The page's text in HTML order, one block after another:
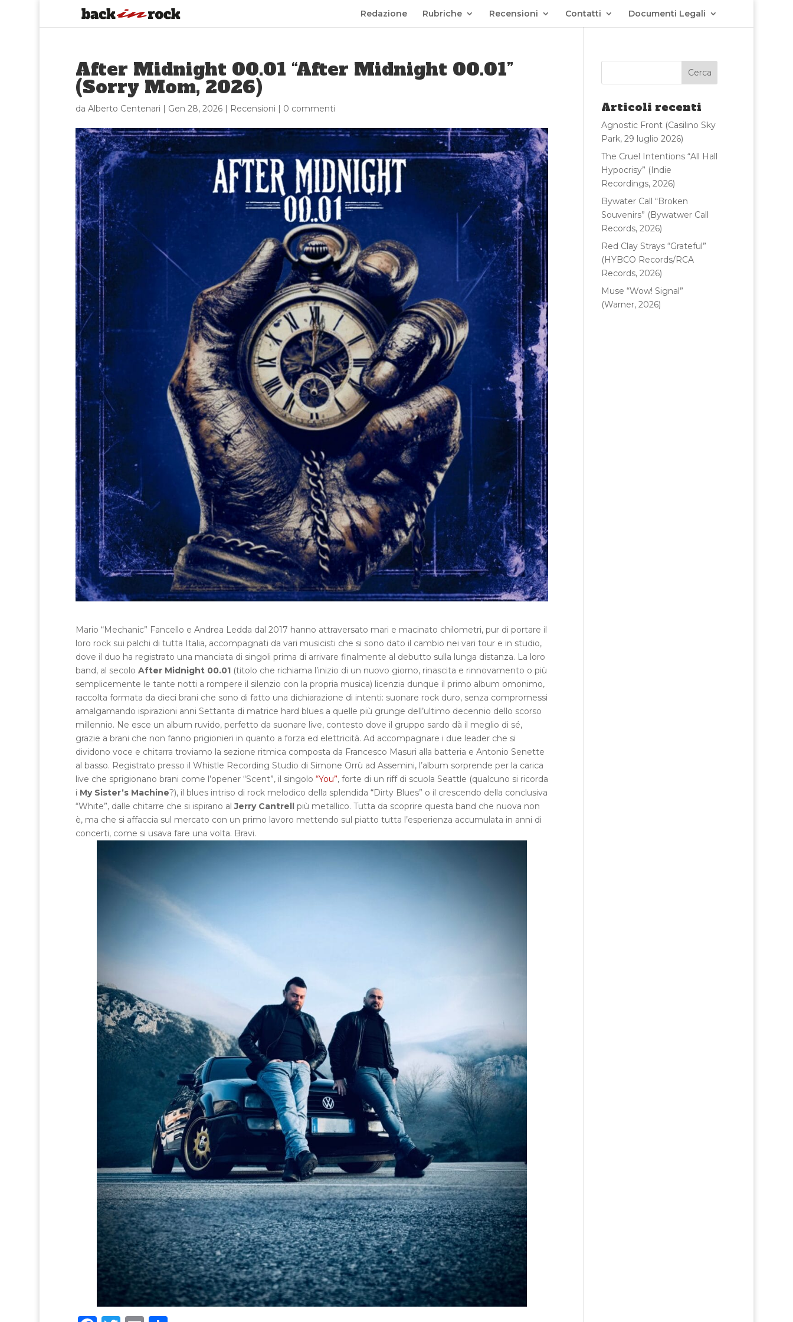
Redazione Rubriche Recensioni Contatti Documenti Legali
After Midnight 00.01 “After Midnight 00.01”
(Sorry Mom, 2026)
da Alberto Centenari | Gen 28, 2026| Recensioni | 0 commenti
Mario “Mechanic” Fancello e Andrea Ledda dal 2017 hanno attraversato mari e macinato chilometri, pur di portare il
loro rock sui palchi di tutta Italia, accompagnati da vari musicisti che si sono dato il cambio nei vari tour e in studio,
dove il duo ha registrato una manciata di singoli prima di arrivare finalmente al debutto sulla lunga distanza. La loro
band, al secolo After Midnight 00.01(titolo che richiama l’inizio di un nuovo giorno, rinascita e rinnovamento o più
semplicemente le tante notti a rompere il silenzio con la propria musica) licenzia dunque il primo album omonimo,
raccolta formata da dieci brani che sono di fatto una dichiarazione di intenti: suonare rock duro, senza compromessi
amalgamando ispirazioni anni Settanta di matrice hard blues a quelle più grunge dell’ultimo decennio dello scorso
millennio. Ne esce un album ruvido, perfetto da suonare live, contesto dove il gruppo sardo dà il meglio di sé,
grazie a brani che non fanno prigionieri in quanto a forza ed elettricità. Ad accompagnare i due leader che si
dividono voce e chitarra troviamo la sezione ritmica composta da Francesco Masuri alla batteria e Antonio Senette
al basso. Registrato presso il Whistle Recording Studio di Simone Orrù ad Assemini, l’album sorprende per la carica
live che sprigionano brani come l’opener “Scent”, il singolo “You”, forte di un riff di scuola Seattle (qualcuno si ricorda
i My Sister’s Machine?), il blues intriso di rock melodico della splendida “Dirty Blues” o il crescendo della conclusiva
“White”, dalle chitarre che si ispirano alJerry Cantrell più metallico. Tutta da scoprire questa band che nuova non
è, ma che si affaccia sul mercato con un primo lavoro mettendo sul piatto tutta l’esperienza accumulata in anni di
concerti, come si usava fare una volta. Bravi.
Articoli recenti
Agnostic Front (Casilino Sky
Park, 29 luglio 2026)
The Cruel Intentions “All Hall
Hypocrisy” (Indie
Recordings, 2026)
Bywater Call “Broken
Souvenirs” (Bywatwer Call
Records, 2026)
Red Clay Strays “Grateful”
(HYBCO Records/RCA
Records, 2026)
Muse “Wow! Signal”
(Warner, 2026)